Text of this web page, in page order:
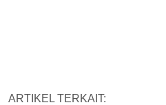
ARTIKEL TERKAIT: